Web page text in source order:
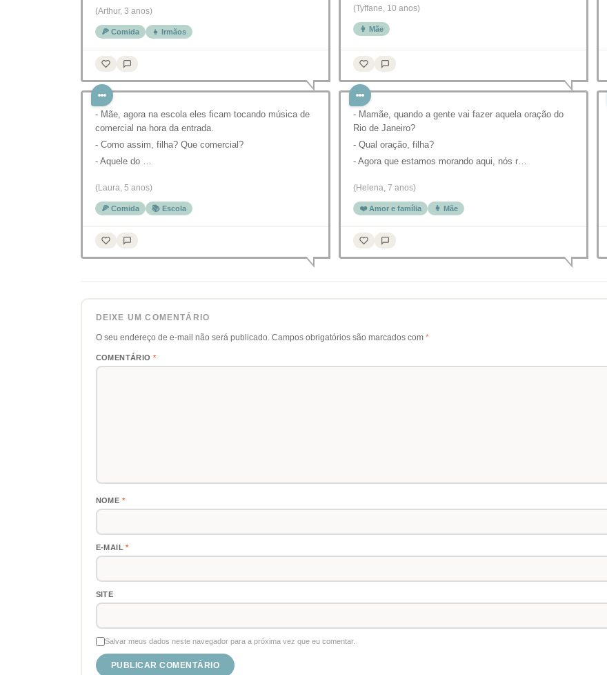
(Arthur, 3 anos)
🍕 Comida 👧 Irmãos
(Tyffane, 10 anos)
👩 Mãe
- Mãe, agora na escola eles ficam tocando música de
comercial na hora da entrada.
- Como assim, filha? Que comercial?
- Aquele do …
(Laura, 5 anos)
🍕 Comida 📚 Escola
- Mamãe, quando a gente vai fazer aquela oração do
Rio de Janeiro?
- Qual oração, filha?
- Agora que estamos morando aqui, nós r…
(Helena, 7 anos)
❤️ Amor e família 👩 Mãe
DEIXE UM COMENTÁRIO
O seu endereço de e-mail não será publicado. Campos obrigatórios são marcados com *
COMENTÁRIO *
NOME *
E-MAIL*
SITE
Salvar meus dados neste navegador para a próxima vez que eu comentar.